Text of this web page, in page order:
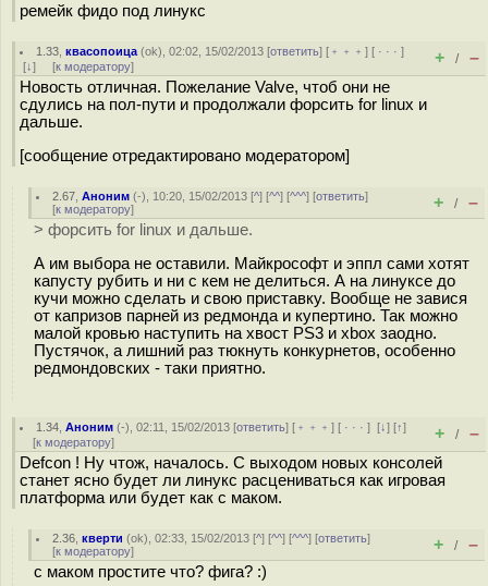
ремейк фидо под линукс
1.33 ,квасопоица (ok), 02:02, 15/02/2013 [ответить] [ ﹢﹢﹢] [ · · ·]
[↓] [к модератору] + / –
Новость отличная. Пожелание Valve, чтоб они не
сдулись на пол-пути и продолжали форсить for linux и
дальше.
[сообщение отредактировано модератором]
2.67 ,Аноним (-), 10:20, 15/02/2013 [^] [^^] [^^^] [ответить]
[к модератору] + / –
> форсить for linux и дальше.
А им выбора не оставили. Майкрософт и эппл сами хотят
капусту рубить и ни с кем не делиться. А на линуксе до
кучи можно сделать и свою приставку. Вообще не завися
от капризов парней из редмонда и купертино. Так можно
малой кровью наступить на хвост PS3 и xbox заодно.
Пустячок, а лишний раз тюкнуть конкурнетов, особенно
редмондовских - таки приятно.
1.34 ,Аноним (-), 02:11, 15/02/2013 [ответить] [ ﹢﹢﹢] [ · · ·][↓] [↑]
[к модератору] + / –
Defcon ! Ну чтож, началось. С выходом новых консолей
станет ясно будет ли линукс расцениваться как игровая
платформа или будет как с маком.
2.36 ,кверти (ok), 02:33, 15/02/2013 [^] [^^] [^^^] [ответить]
[к модератору] + / –
с маком простите что? фига? :)